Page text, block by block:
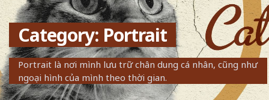
Category: Portrait
Portrait là nơi mình lưu trữ chân dung cá nhân, cũng như
ngoại hình của mình theo thời gian.